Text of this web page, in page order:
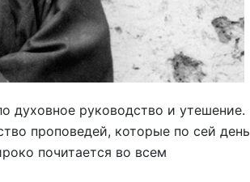
духовное руководство и утешение.
проповедей, которые по сей день
почитается во всем